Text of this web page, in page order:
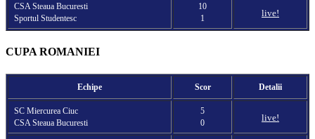
CSA Steaua Bucuresti
Sportul Studentesc
10
1
live!
CUPA ROMANIEI
Echipe Scor Detalii
SC Miercurea Ciuc
CSA Steaua Bucuresti
5
0
live!